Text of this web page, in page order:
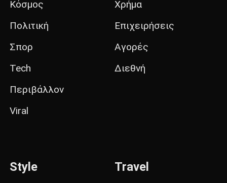
Κόσμος
Πολιτική
Σπορ
Tech
Περιβάλλον
Viral
Χρήμα
Επιχειρήσεις
Αγορές
Διεθνή
Style Travel